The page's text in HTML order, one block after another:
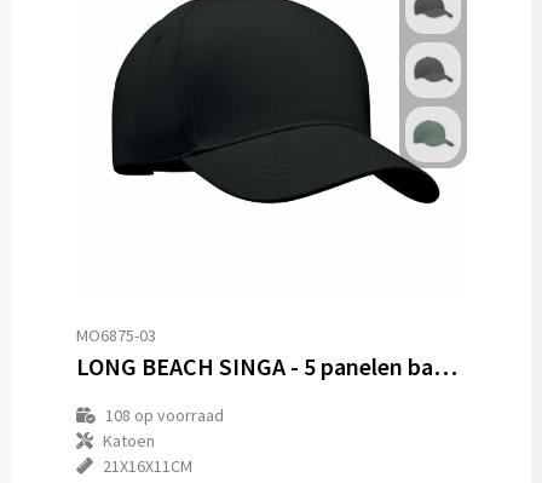
MO6875-03
LONG BEACH SINGA - 5 panelen baseballpet 260g/m²
108 op voorraad
Katoen
21X16X11CM